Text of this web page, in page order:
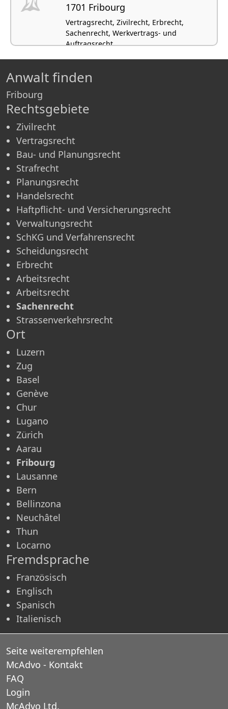
1701 Fribourg
Vertragsrecht, Zivilrecht, Erbrecht,
Sachenrecht, Werkvertrags- und
Auftragsrecht
Anwalt finden
Fribourg
Rechtsgebiete
Zivilrecht
Vertragsrecht
Bau- und Planungsrecht
Strafrecht
Planungsrecht
Handelsrecht
Haftpflicht- und Versicherungsrecht
Verwaltungsrecht
SchKG und Verfahrensrecht
Scheidungsrecht
Erbrecht
Arbeitsrecht
Arbeitsrecht
Sachenrecht
Strassenverkehrsrecht
Ort
Luzern
Zug
Basel
Genève
Chur
Lugano
Zürich
Aarau
Fribourg
Lausanne
Bern
Bellinzona
Neuchâtel
Thun
Locarno
Fremdsprache
Französisch
Englisch
Spanisch
Italienisch
Seite weiterempfehlen
McAdvo - Kontakt
FAQ
Login
McAdvo Ltd.